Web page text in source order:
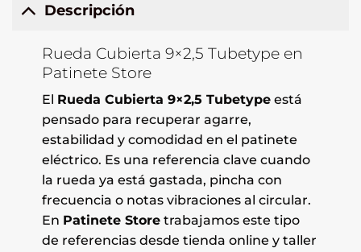
Descripción
Rueda Cubierta 9×2,5 Tubetype en
Patinete Store
El Rueda Cubierta 9×2,5 Tubetypeestá
pensado para recuperar agarre,
estabilidad y comodidad en el patinete
eléctrico. Es una referencia clave cuando
la rueda ya está gastada, pincha con
frecuencia o notas vibraciones al circular.
En Patinete Storetrabajamos este tipo
de referencias desde tienda online y taller